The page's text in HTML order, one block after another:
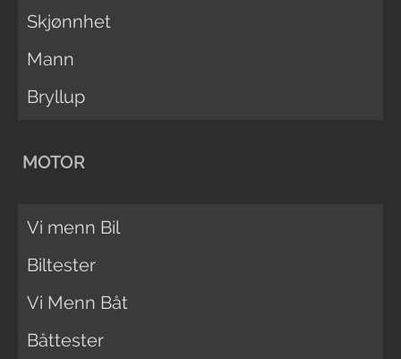
Skjønnhet
Mann
Bryllup
MOTOR
Vi menn Bil
Biltester
Vi Menn Båt
Båttester